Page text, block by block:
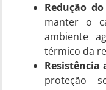
Redução
manter o
ambiente
térmico da
proteção